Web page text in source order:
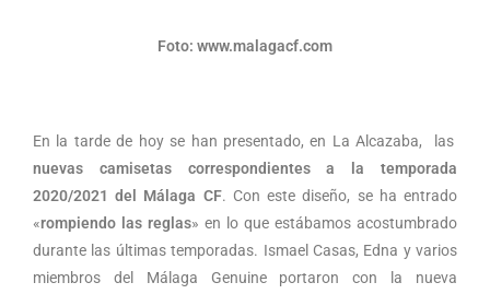
Foto: www.malagacf.com
En la tarde de hoy se han presentado, en La Alcazaba, las
nuevas camisetas correspondientes a la temporada
2020/2021 del Málaga CF. Con este diseño, se ha entrado
«rompiendo las reglas» en lo que estábamos acostumbrado
durante las últimas temporadas. Ismael Casas, Edna y varios
miembros del Málaga Genuine portaron con la nueva